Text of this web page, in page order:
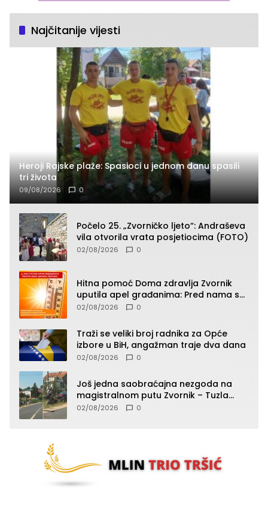
Najčitanije vijesti
Heroji Rajske plaže: Spasioci u jednom danu spasili
tri života
09/08/2026 0
Počelo 25. „Zvorničko ljeto“: Andraševa
vila otvorila vrata posjetiocima (FOTO)
02/08/2026 0
Hitna pomoć Doma zdravlja Zvornik
uputila apel građanima: Pred nama su
temperature do 40°C, oprez zbog
02/08/2026 0
Traži se veliki broj radnika za Opće
izbore u BiH, angažman traje dva dana
02/08/2026 0
Još jedna saobraćajna nezgoda na
magistralnom putu Zvornik – Tuzla
(FOTO)
02/08/2026 0